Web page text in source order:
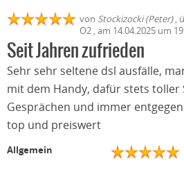
von Stockizocki (Peter),
O2 , am 14.04.2025 um
Seit Jahren zufrieden
Sehr sehr seltene dsl ausfälle,
mit dem Handy, dafür stets toller
Gesprächen und immer
top und preiswert
Allgemein